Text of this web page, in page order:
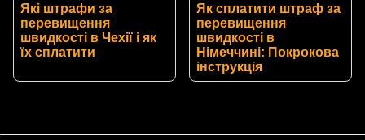
Які штрафи за
перевищення
швидкості в Чехії і як
їх сплатити
Як сплатити штраф за
перевищення
швидкості в
Німеччині: Покрокова
інструкція